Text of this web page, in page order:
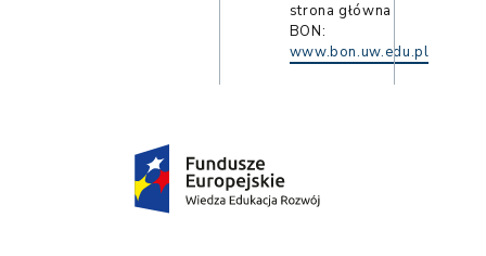
strona główna
BON:
www.bon.uw.edu.pl